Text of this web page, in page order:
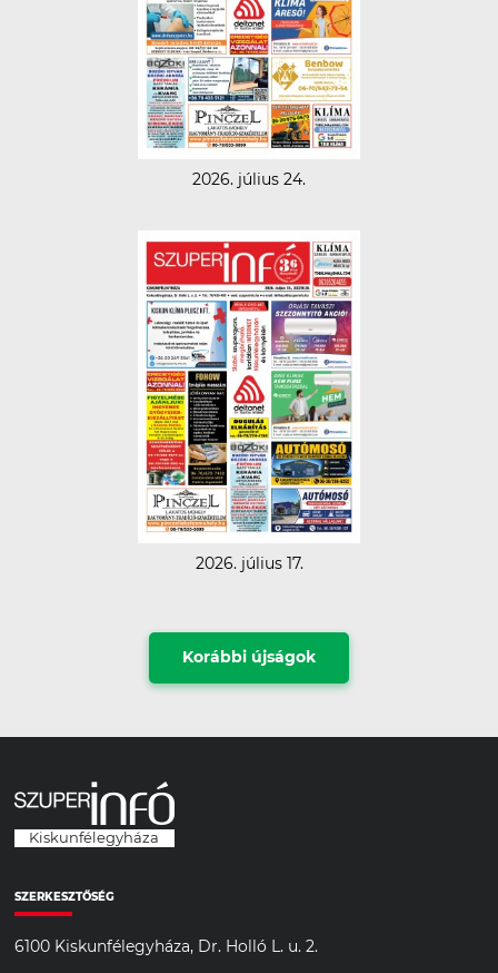
2026. július 24.
2026. július 17.
Korábbi újságok
Kiskunfélegyháza
SZERKESZTŐSÉG
6100 Kiskunfélegyháza, Dr. Holló L. u. 2.